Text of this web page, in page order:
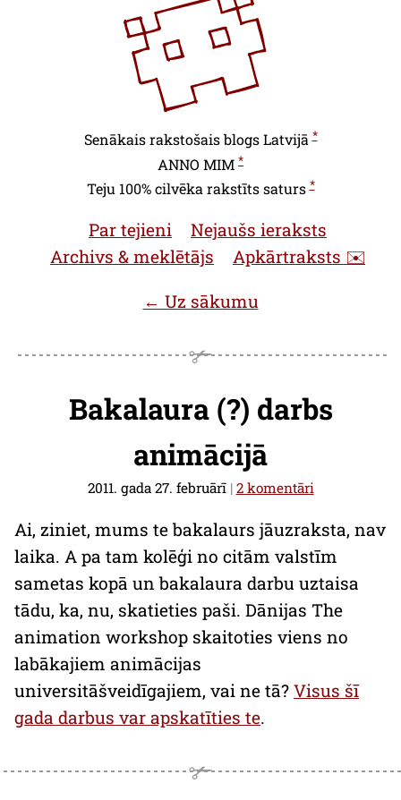
Senākais rakstošais blogs Latvijā*
ANNO MIM *
Teju 100% cilvēka rakstīts saturs*
Par tejieni
Nejaušs ieraksts
Archivs & meklētājs
Apkārtraksts ✉️
← Uz sākumu
Bakalaura (?) darbs
animācijā
2011. gada 27. februārī | 2 komentāri
Ai, ziniet, mums te bakalaurs jāuzraksta, nav
laika. A pa tam kolēģi no citām valstīm
sametas kopā un bakalaura darbu uztaisa
tādu, ka, nu, skatieties paši. Dānijas The
animation workshop skaitoties viens no
labākajiem animācijas
universitāšveidīgajiem, vai ne tā? Visus šī
gada darbus var apskatīties te.